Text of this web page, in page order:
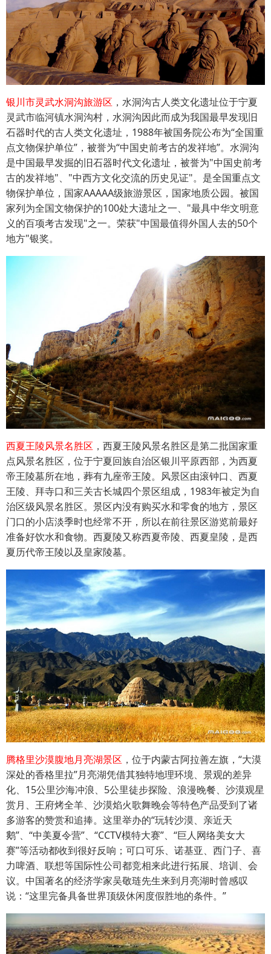
银川市灵武水洞沟旅游区 ，水洞沟古人类文化遗址位于宁夏
灵武市临河镇水洞沟村，水洞沟因此而成为我国最早发现旧
石器时代的古人类文化遗址，1988年被国务院公布为“全国重
点文物保护单位”，被誉为“中国史前考古的发祥地”。水洞沟
是中国最早发掘的旧石器时代文化遗址，被誉为"中国史前考
古的发祥地"、"中西方文化交流的历史见证"。是全国重点文
物保护单位，国家AAAAA级旅游景区，国家地质公园。被国
家列为全国文物保护的100处大遗址之一、"最具中华文明意
义的百项考古发现"之一。荣获"中国最值得外国人去的50个
地方"银奖。
西夏王陵风景名胜区 ，西夏王陵风景名胜区是第二批国家重
点风景名胜区，位于宁夏回族自治区银川平原西部，为西夏
帝王陵墓所在地，葬有九座帝王陵。风景区由滚钟口、西夏
王陵、拜寺口和三关古长城四个景区组成，1983年被定为自
治区级风景名胜区。景区内没有购买水和零食的地方，景区
门口的小店淡季时也经常不开，所以在前往景区游览前最好
准备好饮水和食物。西夏陵又称西夏帝陵、西夏皇陵，是西
夏历代帝王陵以及皇家陵墓。
腾格里沙漠腹地月亮湖景区 ，位于内蒙古阿拉善左旗，“大漠
深处的香格里拉”月亮湖凭借其独特地理环境、景观的差异
化、15公里沙海冲浪、5公里徒步探险、浪漫晚餐、沙漠观星
赏月、王府烤全羊、沙漠焰火歌舞晚会等特色产品受到了诸
多游客的赞赏和追捧。这里举办的“玩转沙漠、亲近天
鹅”、“中美夏令营”、“CCTV模特大赛”、“巨人网络美女大
赛”等活动都收到很好反响；可口可乐、诺基亚、西门子、喜
力啤酒、联想等国际性公司都竞相来此进行拓展、培训、会
议。中国著名的经济学家吴敬琏先生来到月亮湖时曾感叹
说：“这里完备具备世界顶级休闲度假胜地的条件。”